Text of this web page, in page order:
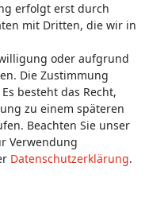
erfolgt erst durch
mit Dritten, die wir in
oder aufgrund
Die Zustimmung
besteht das Recht,
zu einem späteren
Beachten Sie unser
Verwendung
Daten­schutz­erklärung.